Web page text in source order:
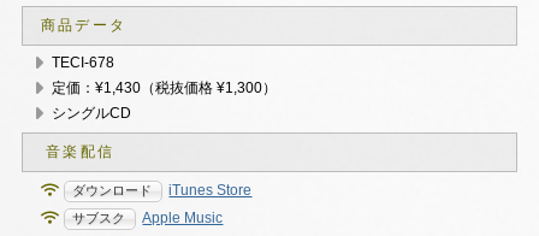
商品データ
TECI-678
定価：¥1,430（税抜価格 ¥1,300）
シングルCD
iTunes Store
Apple Music